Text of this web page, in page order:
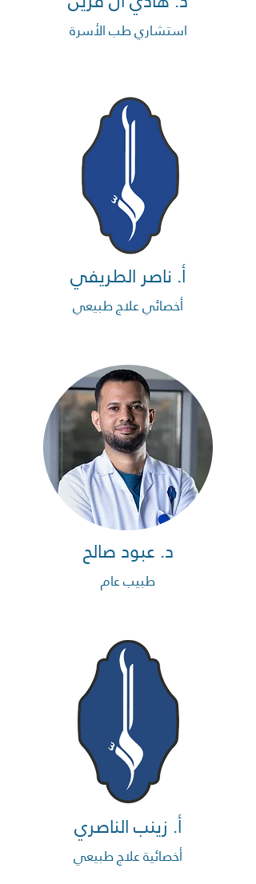
استشاري طب الأسرة
أ. ناصر الطريفي
أخصائي علاج طبيعي
د. عبود صالح
طبيب عام
أ. زينب الناصري
أخصائية علاج طبيعي